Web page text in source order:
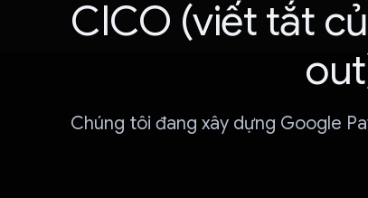
CICO (viết tắt
Chúng tôi đang xây dựng Google